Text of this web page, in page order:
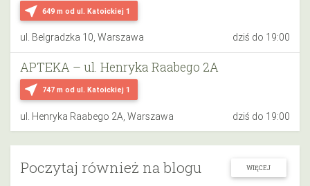
near_me 649 m od ul. Katoickiej 1
ul. Belgradzka 10, Warszawa dziś do 19:00
near_me 747 m od ul. Katoickiej 1
APTEKA – ul. Henryka Raabego 2A
ul. Henryka Raabego 2A, Warszawa dziś do 19:00
Poczytaj również na blogu WIĘCEJ